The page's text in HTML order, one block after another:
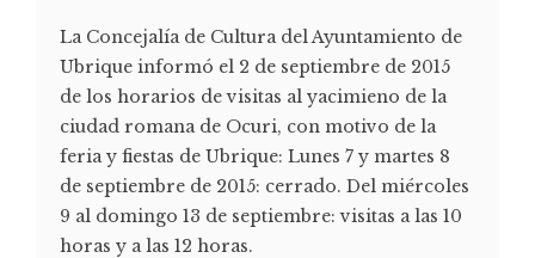
La Concejalía de Cultura del Ayuntamiento de
Ubrique informó el 2 de septiembre de 2015
de los horarios de visitas al yacimieno de la
ciudad romana de Ocuri, con motivo de la
feria y fiestas de Ubrique: Lunes 7 y martes 8
de septiembre de 2015: cerrado. Del miércoles
9 al domingo 13 de septiembre: visitas a las 10
horas y a las 12 horas.